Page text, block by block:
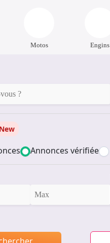
Motos Engins
New
Annonces vérifiée